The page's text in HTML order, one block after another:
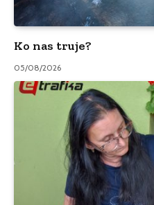
Ko nas truje?
05/08/2026